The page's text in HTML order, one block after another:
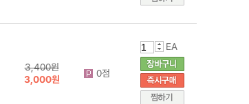
3,400원
3,000원
0점
EA